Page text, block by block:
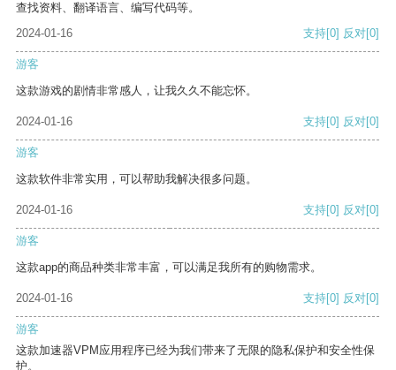
查找资料、翻译语言、编写代码等。
2024-01-16
支持[0] 反对[0]
游客
这款游戏的剧情非常感人，让我久久不能忘怀。
2024-01-16 支持[0] 反对[0]
游客
这款软件非常实用，可以帮助我解决很多问题。
2024-01-16 支持[0] 反对[0]
游客
这款app的商品种类非常丰富，可以满足我所有的购物需求。
2024-01-16 支持[0] 反对[0]
游客
这款加速器VPM应用程序已经为我们带来了无限的隐私保护和安全性保
护。